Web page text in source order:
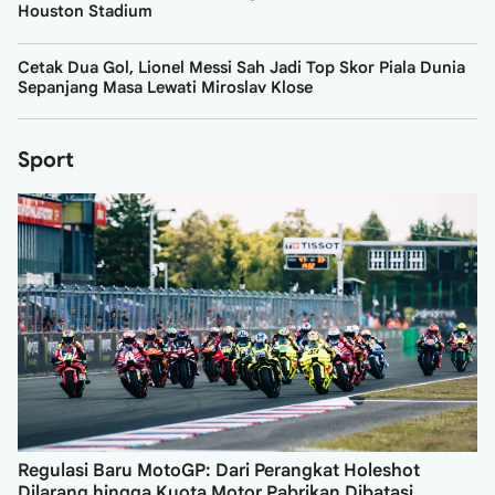
Houston Stadium
Cetak Dua Gol, Lionel Messi Sah Jadi Top Skor Piala Dunia
Sepanjang Masa Lewati Miroslav Klose
Sport
Regulasi Baru MotoGP: Dari Perangkat Holeshot